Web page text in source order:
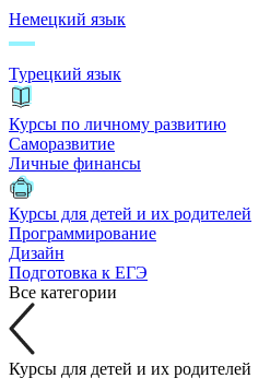
Немецкий язык
Турецкий язык
Курсы по личному развитию
Саморазвитие
Личные финансы
Курсы для детей и их родителей
Программирование
Дизайн
Подготовка к ЕГЭ
Все категории
Курсы для детей и их родителей